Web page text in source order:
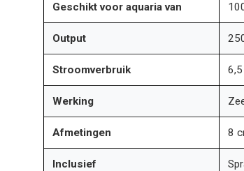
Geschikt voor aquaria van
Output
Stroomverbruik
Werking
Afmetingen 8
Inclusief